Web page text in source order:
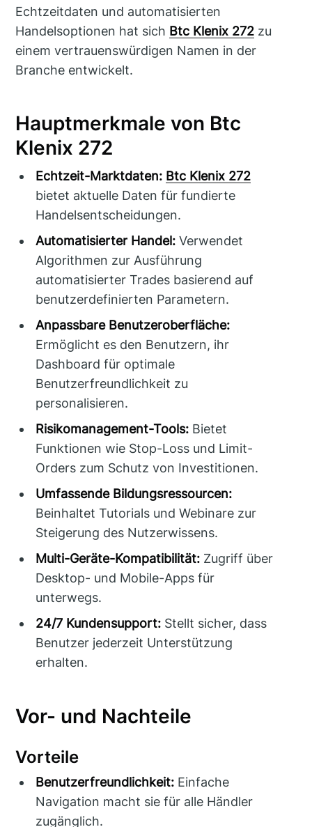
Echtzeitdaten und automatisierten
Handelsoptionen hat sich Btc Klenix 272 zu
einem vertrauenswürdigen Namen in der
Branche entwickelt.
Hauptmerkmale von Btc
Klenix 272
Echtzeit-Marktdaten: Btc Klenix 272
bietet aktuelle Daten für fundierte
Handelsentscheidungen.
Automatisierter Handel: Verwendet
Algorithmen zur Ausführung
automatisierter Trades basierend auf
benutzerdefinierten Parametern.
Anpassbare Benutzeroberfläche:
Ermöglicht es den Benutzern, ihr
Dashboard für optimale
Benutzerfreundlichkeit zu
personalisieren.
Risikomanagement-Tools: Bietet
Funktionen wie Stop-Loss und Limit-
Orders zum Schutz von Investitionen.
Umfassende Bildungsressourcen:
Beinhaltet Tutorials und Webinare zur
Steigerung des Nutzerwissens.
Multi-Geräte-Kompatibilität: Zugriff über
Desktop- und Mobile-Apps für
unterwegs.
24/7 Kundensupport: Stellt sicher, dass
Benutzer jederzeit Unterstützung
erhalten.
Vor- und Nachteile
Vorteile
Benutzerfreundlichkeit: Einfache
Navigation macht sie für alle Händler
zugänglich.